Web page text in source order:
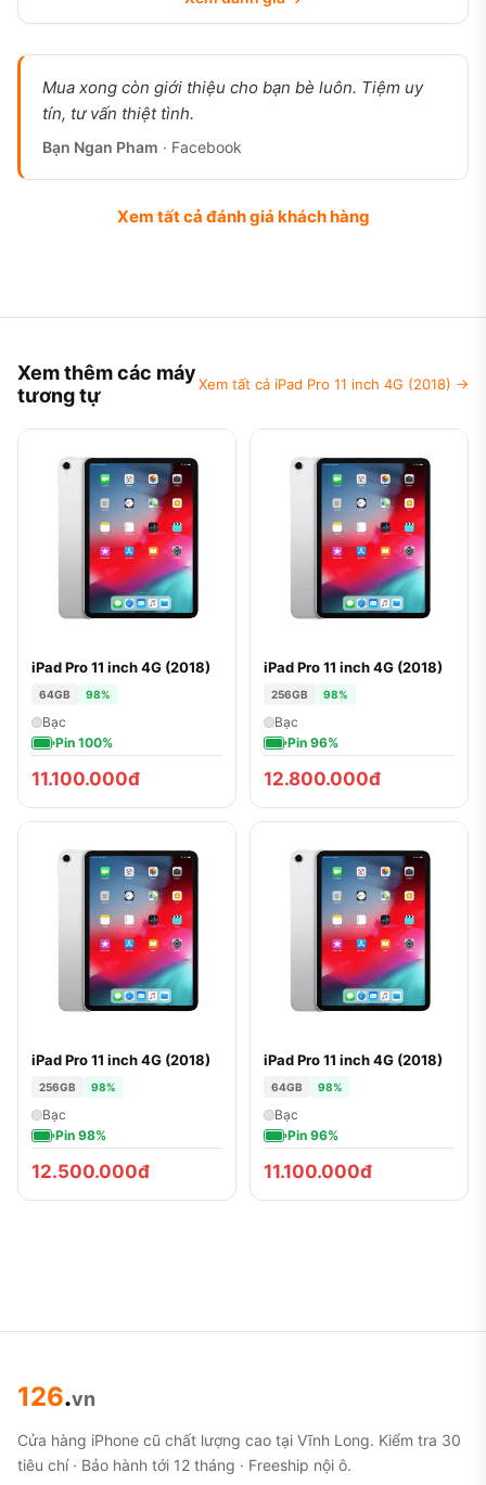
Mua xong còn giới thiệu cho bạn bè luôn. Tiệm uy
tín, tư vấn thiệt tình.
Bạn Ngan Pham · Facebook
Xem tất cả đánh giá khách hàng
Xem thêm các máy
tương tự
Xem tất cả iPad Pro 11 inch 4G (2018) →
iPad Pro 11 inch 4G (2018)
64GB 98%
Bạc
Pin 100%
11.100.000đ
iPad Pro 11 inch 4G (2018)
256GB 98%
Bạc
Pin 96%
12.800.000đ
iPad Pro 11 inch 4G (2018)
256GB 98%
Bạc
Pin 98%
12.500.000đ
iPad Pro 11 inch 4G (2018)
64GB 98%
Bạc
Pin 96%
11.100.000đ
126.vn
Cửa hàng iPhone cũ chất lượng cao tại Vĩnh Long. Kiểm tra 30
tiêu chí · Bảo hành tới 12 tháng · Freeship nội ô.